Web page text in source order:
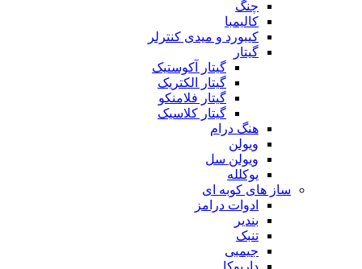
چنگ
کالیمبا
کیبورد و میدی کنترلر
گیتار
گیتار آکوستیک
گیتار الکتریک
گیتار فلامنکو
گیتار کلاسیک
هنگ درام
ویولن
ویولن سل
یوکلله
ساز های کوبه ای
ادوات درامز
بندیر
تنبک
جیمبی
داربوکا